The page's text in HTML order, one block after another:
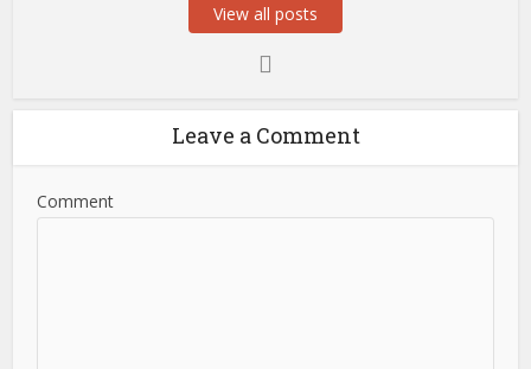
View all posts
Leave a Comment
Comment